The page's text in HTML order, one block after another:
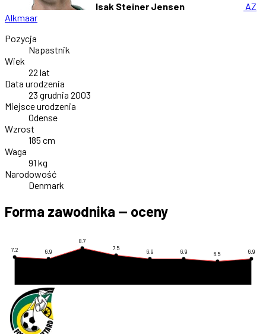
Isak Steiner Jensen
AZ
Alkmaar
Pozycja
Napastnik
Wiek
22 lat
Data urodzenia
23 grudnia 2003
Miejsce urodzenia
Odense
Wzrost
185 cm
Waga
91 kg
Narodowość
Denmark
Forma zawodnika — oceny
7.2 6.9
8.7
7.5
6.9 6.9 6.5 6.9